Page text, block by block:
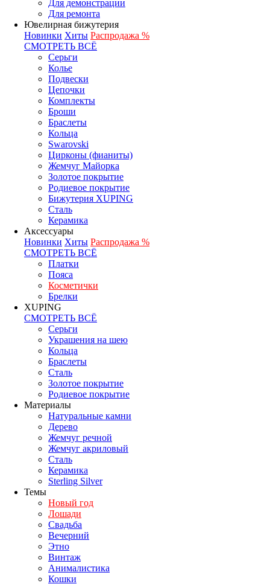
Для демонстрации
Для ремонта
Ювелирная бижутерия
Новинки Хиты Распродажа %
СМОТРЕТЬ ВСЁ
Серьги
Колье
Подвески
Цепочки
Комплекты
Броши
Браслеты
Кольца
Swarovski
Цирконы (фианиты)
Жемчуг Майорка
Золотое покрытие
Родиевое покрытие
Бижутерия XUPING
Сталь
Керамика
Аксессуары
Новинки Хиты Распродажа %
СМОТРЕТЬ ВСЁ
Платки
Пояса
Косметички
Брелки
XUPING
СМОТРЕТЬ ВСЁ
Серьги
Украшения на шею
Кольца
Браслеты
Сталь
Золотое покрытие
Родиевое покрытие
Материалы
Натуральные камни
Дерево
Жемчуг речной
Жемчуг акриловый
Сталь
Керамика
Sterling Silver
Темы
Новый год
Лошади
Свадьба
Вечерний
Этно
Винтаж
Анималистика
Кошки